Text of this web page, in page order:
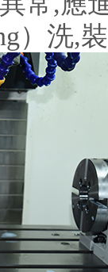
）洗,